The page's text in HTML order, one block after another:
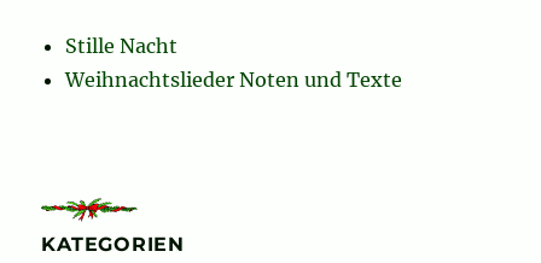
Stille Nacht
Weihnachtslieder Noten und Texte
KATEGORIEN